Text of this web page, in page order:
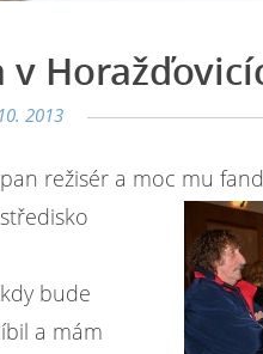
v
2013
režisér a moc mu
bude
a mám